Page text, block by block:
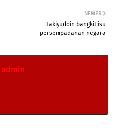
NEWER
Takiyuddin bangkit isu
persempadanan negara
admin